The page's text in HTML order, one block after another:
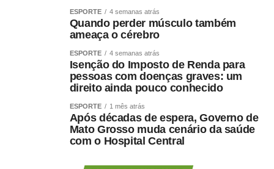
ESPORTE 4 semanas atrás
Quando perder músculo também
ameaça o cérebro
ESPORTE 4 semanas atrás
Isenção do Imposto de Renda para
pessoas com doenças graves: um
direito ainda pouco conhecido
ESPORTE 1 mês atrás
Após décadas de espera, Governo de
Mato Grosso muda cenário da saúde
com o Hospital Central